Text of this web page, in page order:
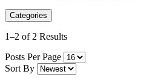
Categories
1–2 of 2 Results
Posts Per Page
Sort By